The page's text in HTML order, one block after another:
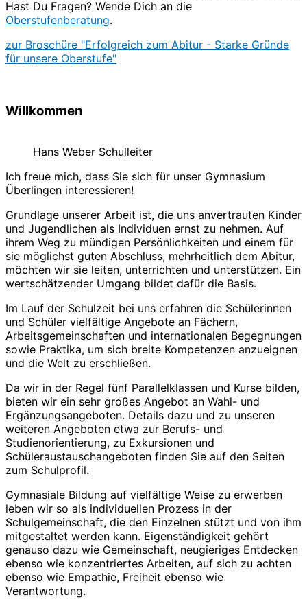
Hast Du Fragen? Wende Dich an die
Oberstufenberatung.
zur Broschüre "Erfolgreich zum Abitur - Starke Gründe
für unsere Oberstufe"
Willkommen
Hans Weber Schulleiter
Ich freue mich, dass Sie sich für unser Gymnasium
Überlingen interessieren!
Grundlage unserer Arbeit ist, die uns anvertrauten Kinder
und Jugendlichen als Individuen ernst zu nehmen. Auf
ihrem Weg zu mündigen Persönlichkeiten und einem für
sie möglichst guten Abschluss, mehrheitlich dem Abitur,
möchten wir sie leiten, unterrichten und unterstützen. Ein
wertschätzender Umgang bildet dafür die Basis.
Im Lauf der Schulzeit bei uns erfahren die Schülerinnen
und Schüler vielfältige Angebote an Fächern,
Arbeitsgemeinschaften und internationalen Begegnungen
sowie Praktika, um sich breite Kompetenzen anzueignen
und die Welt zu erschließen.
Da wir in der Regel fünf Parallelklassen und Kurse bilden,
bieten wir ein sehr großes Angebot an Wahl- und
Ergänzungsangeboten. Details dazu und zu unseren
weiteren Angeboten etwa zur Berufs- und
Studienorientierung, zu Exkursionen und
Schüleraustauschangeboten finden Sie auf den Seiten
zum Schulprofil.
Gymnasiale Bildung auf vielfältige Weise zu erwerben
leben wir so als individuellen Prozess in der
Schulgemeinschaft, die den Einzelnen stützt und von ihm
mitgestaltet werden kann. Eigenständigkeit gehört
genauso dazu wie Gemeinschaft, neugieriges Entdecken
ebenso wie konzentriertes Arbeiten, auf sich zu achten
ebenso wie Empathie, Freiheit ebenso wie
Verantwortung.